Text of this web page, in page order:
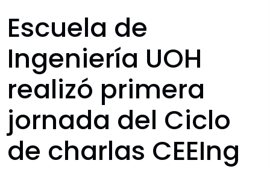
Escuela de
Ingeniería UOH
realizó primera
jornada del Ciclo
de charlas CEEIng